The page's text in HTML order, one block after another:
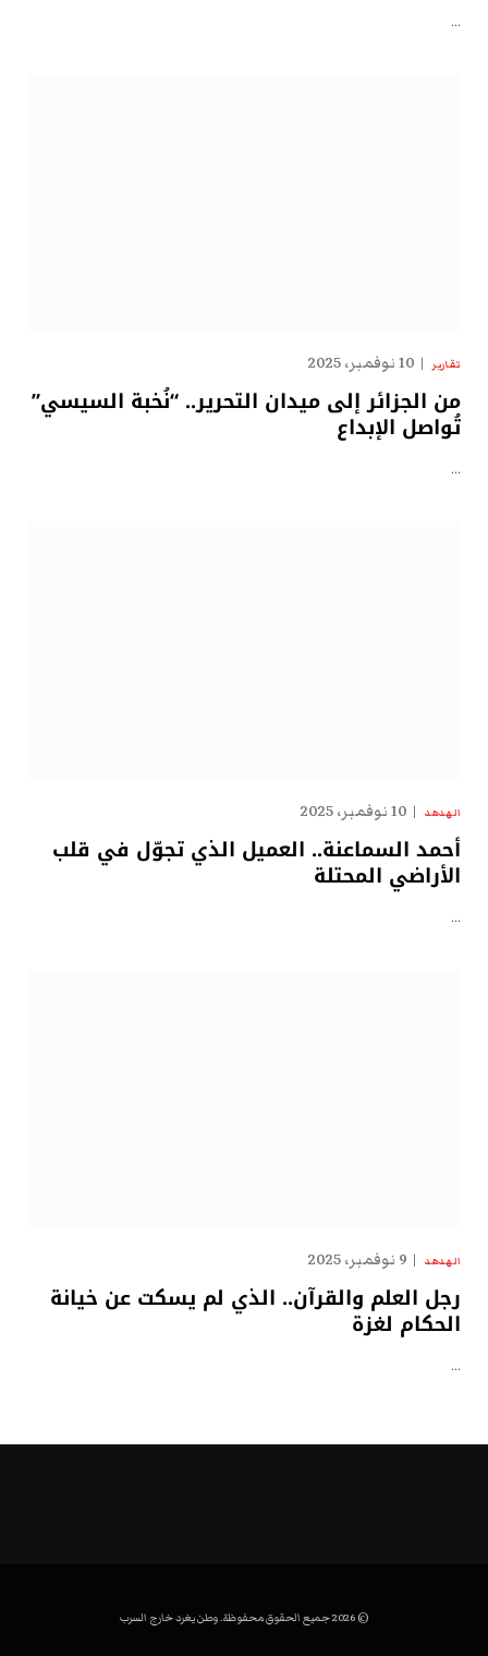
…
تقارير 10 نوفمبر، 2025
من الجزائر إلى ميدان التحرير.. “نُخبة السيسي”
تُواصل الإبداع
…
الهدهد 10 نوفمبر، 2025
أحمد السماعنة.. العميل الذي تجوّل في قلب
الأراضي المحتلة
…
الهدهد 9 نوفمبر، 2025
رجل العلم والقرآن.. الذي لم يسكت عن خيانة
الحكام لغزة
…
© 2026 جميع الحقوق محفوظة. وطن يغرد خارج السرب